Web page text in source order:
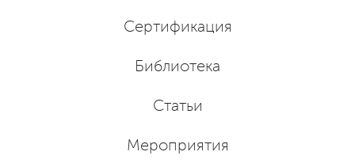
Сертификация
Библиотека
Статьи
Мероприятия